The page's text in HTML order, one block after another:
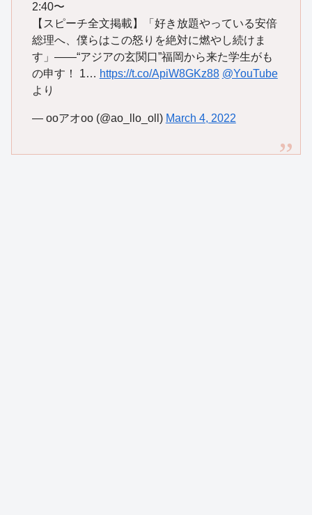
2:40〜
【スピーチ全文掲載】「好き放題やっている安倍
総理へ、僕らはこの怒りを絶対に燃やし続けま
す」――“アジアの玄関口”福岡から来た学生がも
の申す！ 1… https://t.co/ApiW8GKz88 @YouTube
より
— ooアオoo (@ao_llo_oll) March 4, 2022